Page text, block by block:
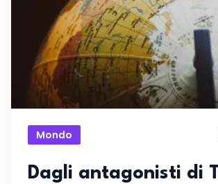
Mondo
Dagli antagonisti di